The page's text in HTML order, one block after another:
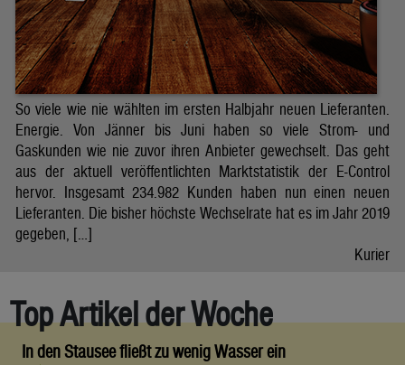
So viele wie nie wählten im ersten Halbjahr neuen Lieferanten.
Energie. Von Jänner bis Juni haben so viele Strom- und
Gaskunden wie nie zuvor ihren Anbieter gewechselt. Das geht
aus der aktuell veröffentlichten Marktstatistik der E-Control
hervor. Insgesamt 234.982 Kunden haben nun einen neuen
Lieferanten. Die bisher höchste Wechselrate hat es im Jahr 2019
gegeben, […]
Kurier
Top Artikel der Woche
In den Stausee fließt zu wenig Wasser ein